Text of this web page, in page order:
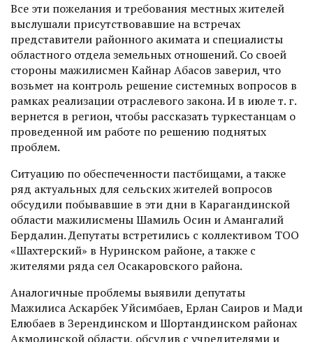
Все эти пожелания и требования местных жителей
выслушали присутствовавшие на встречах
представители районного акимата и специалисты
областного отдела земельных отношений. Со своей
стороны мажилисмен Кайнар Абасов заверил, что
возьмет на контроль решение системных вопросов в
рамках реализации отраслевого закона. И в июле т. г.
вернется в регион, чтобы рассказать туркес­танцам о
проведенной им работе по решению поднятых
проблем.
Ситуацию по обеспеченности пастбищами, а также
ряд актуальных для сельских жителей вопросов
обсудили побывавшие в эти дни в Карагандинской
облас­ти мажилисмены Шамиль Осин и Амангалий
Бердалин. Депутаты встретились с коллективом ТОО
«Шахтерский» в Нуринском районе, а также с
жителями ряда сел Осакаровского района.
Аналогичные проблемы выявили депутаты
Мажилиса Аскарбек Уйсимбаев, Ерлан Саиров и Мади
Елюбаев в Зерендинском и Шортандинском районах
Акмолинской области, обсудив с учредителями и